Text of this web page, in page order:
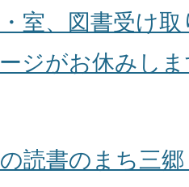
室、図書受け
ジがお休みし
読書のまち三